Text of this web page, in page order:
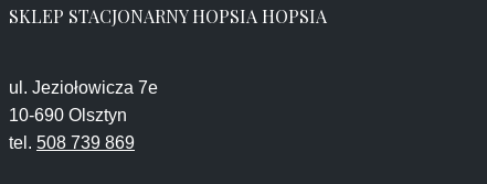
SKLEP STACJONARNY HOPSIA HOPSIA
ul. Jeziołowicza 7e
10-690 Olsztyn
tel. 508 739 869